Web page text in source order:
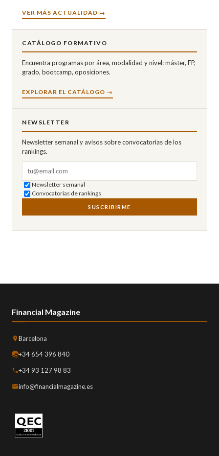
VER MÁS ACTUALIDAD →
CATÁLOGO FORMATIVO
Encuentra programas por área, modalidad y nivel: máster, FP,
grado, bootcamp, oposiciones.
EXPLORAR EL CATÁLOGO →
NEWSLETTER
Newsletter semanal y avisos sobre convocatorias de los
rankings.
Newsletter semanal
Convocatorias de rankings
SUSCRIBIRME
Financial Magazine
Barcelona
+34 654 396 840
+34 93 127 98 83
info@financialmagazine.es